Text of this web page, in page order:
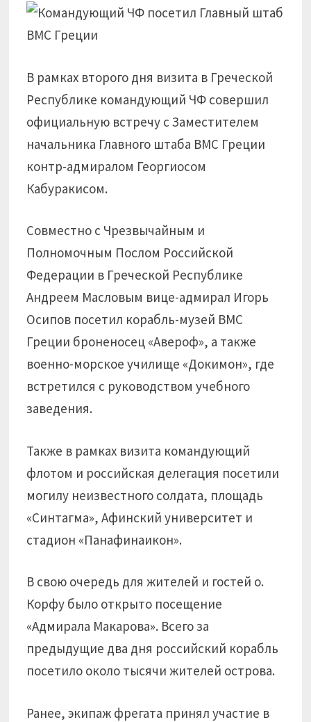
В рамках второго дня визита в Греческой
Республике командующий ЧФ совершил
официальную встречу с Заместителем
начальника Главного штаба ВМС Греции
контр-адмиралом Георгиосом
Кабуракисом.
Совместно с Чрезвычайным и
Полномочным Послом Российской
Федерации в Греческой Республике
Андреем Масловым вице-адмирал Игорь
Осипов посетил корабль-музей ВМС
Греции броненосец «Авероф», а также
военно-морское училище «Докимон», где
встретился с руководством учебного
заведения.
Также в рамках визита командующий
флотом и российская делегация посетили
могилу неизвестного солдата, площадь
«Синтагма», Афинский университет и
стадион «Панафинаикон».
В свою очередь для жителей и гостей о.
Корфу было открыто посещение
«Адмирала Макарова». Всего за
предыдущие два дня российский корабль
посетило около тысячи жителей острова.
Ранее, экипаж фрегата принял участие в